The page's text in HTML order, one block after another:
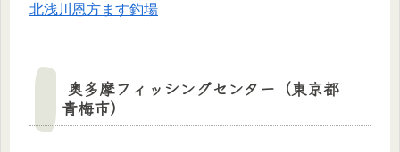
北浅川恩方ます釣場
奥多摩フィッシングセンター（東京都
青梅市）